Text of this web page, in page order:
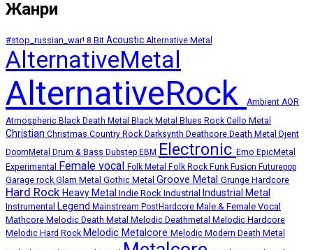
Жанри
#stop_russian_war! 8 Bit Acoustic Alternative Metal
AlternativeMetal
AlternativeRock Ambient AOR
Atmospheric Black Death Metal Black Metal Blues Rock Cello Metal
Christian Christmas Country Rock Darksynth Deathcore Death Metal
Djent
DoomMetal
Drum & Bass Dubstep EBM Electronic Emo EpicMetal
Experimental Female vocal Folk Metal Folk Rock Funk Fusion Futurepop
Garage rock Glam Metal Gothic Metal Groove Metal Grunge Hardcore
Hard Rock Heavy Metal Indie Rock Industrial Industrial Metal
Instrumental Legend Mainstream PostHardcore Male & Female Vocal
Mathcore Melodic Death Metal Melodic Deathmetal Melodic Hardcore
Melodic Hard Rock Melodic Metalcore Melodic Modern Death Metal